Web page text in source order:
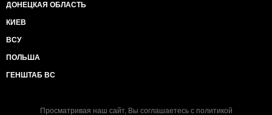
ДОНЕЦКАЯ ОБЛАСТЬ
КИЕВ
ВСУ
ПОЛЬША
ГЕНШТАБ ВС
Просматривая наш сайт, Вы соглашаетесь с политикой